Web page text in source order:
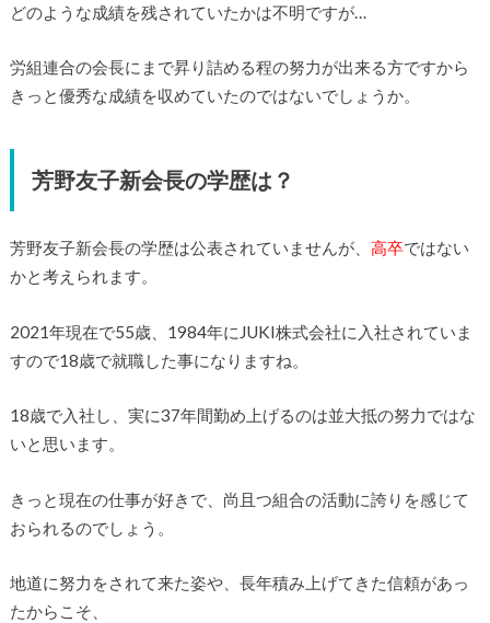
どのような成績を残されていたかは不明ですが…
労組連合の会長にまで昇り詰める程の努力が出来る方ですから
きっと優秀な成績を収めていたのではないでしょうか。
芳野友子新会長の学歴は？
芳野友子新会長の学歴は公表されていませんが、 高卒ではない
かと考えられます。
2021年現在で55歳、1984年にJUKI株式会社に入社されていま
すので18歳で就職した事になりますね。
18歳で入社し、実に37年間勤め上げるのは並大抵の努力ではな
いと思います。
きっと現在の仕事が好きで、尚且つ組合の活動に誇りを感じて
おられるのでしょう。
地道に努力をされて来た姿や、長年積み上げてきた信頼があっ
たからこそ、